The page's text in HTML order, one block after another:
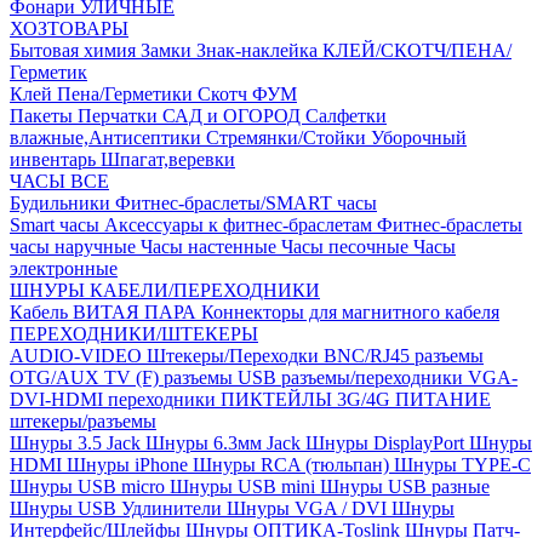
Фонари УЛИЧНЫЕ
ХОЗТОВАРЫ
Бытовая химия Замки Знак-наклейка КЛЕЙ/СКОТЧ/ПЕНА/
Герметик
Клей Пена/Герметики Скотч ФУМ
Пакеты Перчатки САД и ОГОРОД Салфетки
влажные,Антисептики Стремянки/Стойки Уборочный
инвентарь Шпагат,веревки
ЧАСЫ ВСЕ
Будильники Фитнес-браслеты/SMART часы
Smart часы Аксессуары к фитнес-браслетам Фитнес-браслеты
часы наручные Часы настенные Часы песочные Часы
электронные
ШНУРЫ КАБЕЛИ/ПЕРЕХОДНИКИ
Кабель ВИТАЯ ПАРА Коннекторы для магнитного кабеля
ПЕРЕХОДНИКИ/ШТЕКЕРЫ
AUDIO-VIDEO Штекеры/Переходки BNC/RJ45 разъемы
OTG/AUX TV (F) разъемы USB разъемы/переходники VGA-
DVI-HDMI переходники ПИКТЕЙЛЫ 3G/4G ПИТАНИЕ
штекеры/разъемы
Шнуры 3.5 Jack Шнуры 6.3мм Jack Шнуры DisplayPort Шнуры
HDMI Шнуры iPhone Шнуры RCA (тюльпан) Шнуры TYPE-C
Шнуры USB micro Шнуры USB mini Шнуры USB разные
Шнуры USB Удлинители Шнуры VGA / DVI Шнуры
Интерфейс/Шлейфы Шнуры ОПТИКА-Toslink Шнуры Патч-